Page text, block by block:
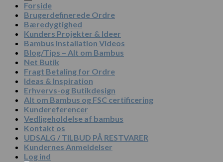
Forside
Brugerdefinerede Ordre
Bæredygtighed
Kunders Projekter & Ideer
Bambus Installation Videos
Blog/Tips – Alt om Bambus
Net Butik
Fragt Betaling for Ordre
Ideas & Inspiration
Erhvervs-og Butikdesign
Alt om Bambus og FSC certificering
Kundereferencer
Vedligeholdelse af bambus
Kontakt os
UDSALG / TILBUD PÅ RESTVARER
Kundernes Anmeldelser
Log ind